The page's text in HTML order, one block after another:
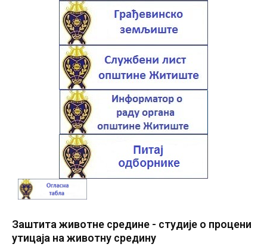
Заштита животне средине - студије о процени
утицаја на животну средину